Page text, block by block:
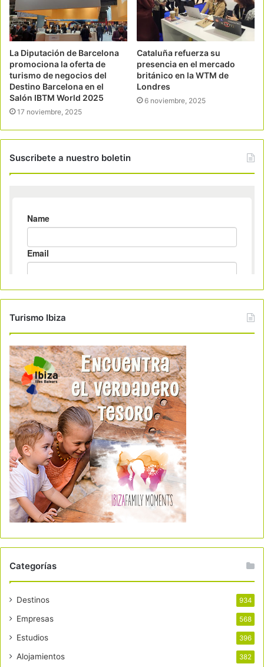
La Diputación de Barcelona
promociona la oferta de
turismo de negocios del
Destino Barcelona en el
Salón IBTM World 2025
17 noviembre, 2025
Cataluña refuerza su
presencia en el mercado
británico en la WTM de
Londres
6 noviembre, 2025
Suscribete a nuestro boletin
Turismo Ibiza
Categorías
Destinos 934
Empresas 568
Estudios 396
Alojamientos 382